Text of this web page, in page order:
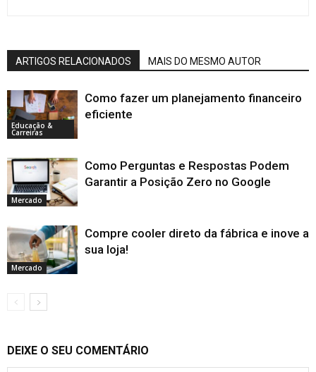
ARTIGOS RELACIONADOS MAIS DO MESMO AUTOR
Educação &
Carreiras
Como fazer um planejamento financeiro
eficiente
Mercado
Como Perguntas e Respostas Podem
Garantir a Posição Zero no Google
Mercado
Compre cooler direto da fábrica e inove a
sua loja!
DEIXE O SEU COMENTÁRIO